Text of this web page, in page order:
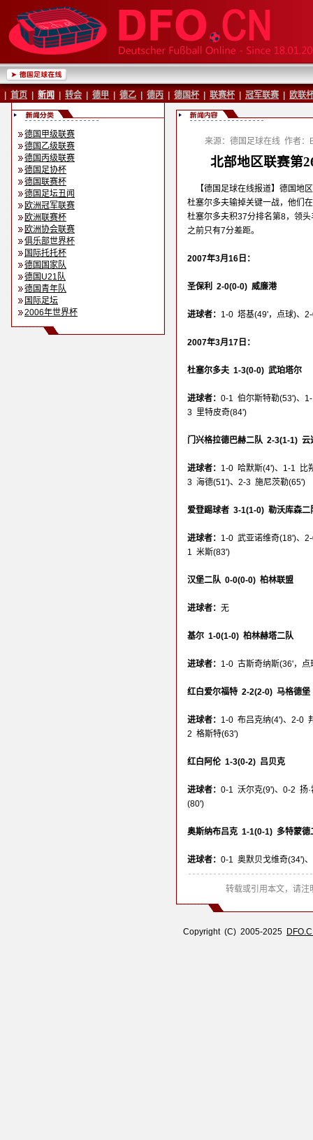
首页 新闻 转会 德甲 德乙 德丙 德国杯 联赛杯 冠军联赛 欧联
德国甲级联赛
德国乙级联赛
德国丙级联赛
德国足协杯
德国联赛杯
德国足坛丑闻
欧洲冠军联赛
欧洲联赛杯
欧洲协会联赛
俱乐部世界杯
国际托托杯
德国国家队
德国U21队
德国青年队
国际足坛
2006年世界杯
来源：德国足球在线 作者：
北部地区联赛第
【德国足球在线报道】德国地
杜塞尔多夫输掉关键一战，他们
杜塞尔多夫积37分排名第8，领
之前只有7分差距。
2007年3月16日：
圣保利 2-0(0-0) 威廉港
进球者： 1-0 塔基(49'，点球)、
2007年3月17日：
杜塞尔多夫 1-3(0-0) 武珀塔尔
进球者： 0-1 伯尔斯特勒(53')、
3 里特皮奇(84')
门兴格拉德巴赫二队 2-3(1-1) 云
进球者： 1-0 哈默斯(4')、1-1 比
3 海德(51')、2-3 施尼茨勒(65')
爱登踢球者 3-1(1-0) 勒沃库森二
进球者： 1-0 武亚诺维奇(18')、
1 米斯(83')
汉堡二队 0-0(0-0) 柏林联盟
进球者： 无
基尔 1-0(1-0) 柏林赫塔二队
进球者： 1-0 古斯奇纳斯(36'，点
红白爱尔福特 2-2(2-0) 马格德堡
进球者： 1-0 布吕克纳(4')、2-0
2 格斯特(63')
红白阿伦 1-3(0-2) 吕贝克
进球者： 0-1 沃尔克(9')、0-2 扬
(80')
奥斯纳布吕克 1-1(0-1) 多特蒙德
进球者： 0-1 奥默贝戈维奇(34')
转载或引用本文，请注
Copyright (C) 2005-2025